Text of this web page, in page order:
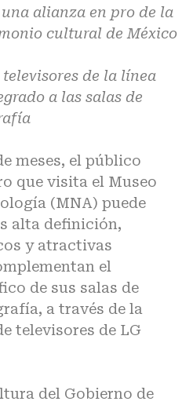
alianza en pro de la
cultural de México
de la línea
a las salas de
meses, el público
que visita el Museo
(MNA) puede
alta definición,
y atractivas
el
de sus salas de
a través de la
televisores de LG
del Gobierno de